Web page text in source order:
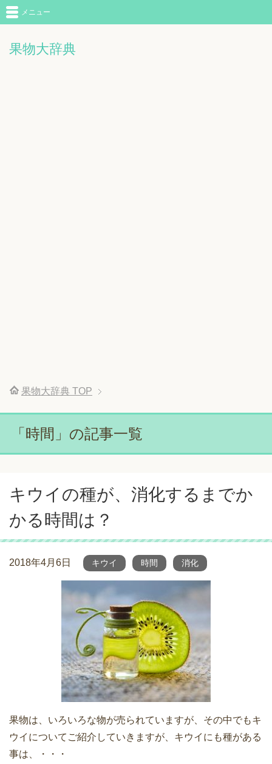
果物大辞典
メニュー
果物大辞典 TOP
「時間」の記事一覧
キウイの種が、消化するまでか
かる時間は？
2018年4月6日 キウイ 時間 消化
果物は、いろいろな物が売られていますが、その中でもキ
ウイについてご紹介していきますが、キウイにも種がある
事は、・・・